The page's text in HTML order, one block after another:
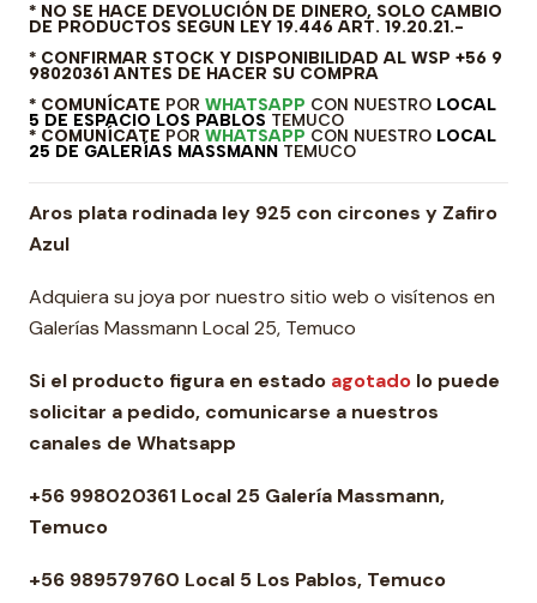
* NO SE HACE DEVOLUCIÓN DE DINERO, SOLO CAMBIO
DE PRODUCTOS SEGUN LEY 19.446 ART. 19.20.21.-
* CONFIRMAR STOCK Y DISPONIBILIDAD AL WSP +56 9
98020361 ANTES DE HACER SU COMPRA
* COMUNÍCATE POR WHATSAPP CON NUESTRO LOCAL
5 DE ESPACIO LOS PABLOS TEMUCO
* COMUNÍCATE POR WHATSAPP CON NUESTRO LOCAL
25 DE GALERÍAS MASSMANN TEMUCO
Aros plata rodinada ley 925 con circones y Zafiro
Azul
Adquiera su joya por nuestro sitio web o visítenos en
Galerías Massmann Local 25, Temuco
Si el producto figura en estado agotado lo puede
solicitar a pedido, comunicarse a nuestros
canales de Whatsapp
+56 998020361 Local 25 Galería Massmann,
Temuco
+56 989579760 Local 5 Los Pablos, Temuco